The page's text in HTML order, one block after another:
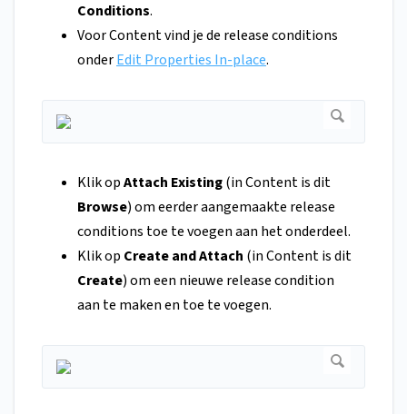
Conditions.
Voor Content vind je de release conditions
onderEdit Properties In-place.
Klik opAttach Existing(in Content is dit
Browse) om eerder aangemaakte release
conditions toe te voegen aan het onderdeel.
Klik op Create and Attach (in Content is dit
Create) om een nieuwe release condition
aan te maken en toe te voegen.